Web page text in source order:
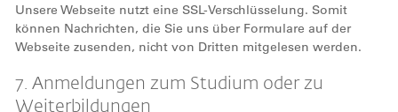
Unsere Webseite nutzt eine SSL-Verschlüsselung. Somit
können Nachrichten, die Sie uns über Formulare auf der
Webseite zusenden, nicht von Dritten mitgelesen werden.
7. Anmeldungen zum Studium oder zu
Weiterbildungen